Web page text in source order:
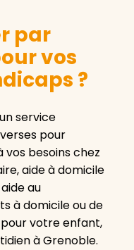
par
vos
?
service
pour
vos besoins chez
aide à domicile
au
à domicile ou de
votre enfant,
à Grenoble.